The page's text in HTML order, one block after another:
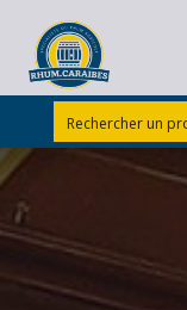
Accueil/Rhums
Divers/RHUM
1996 FULL